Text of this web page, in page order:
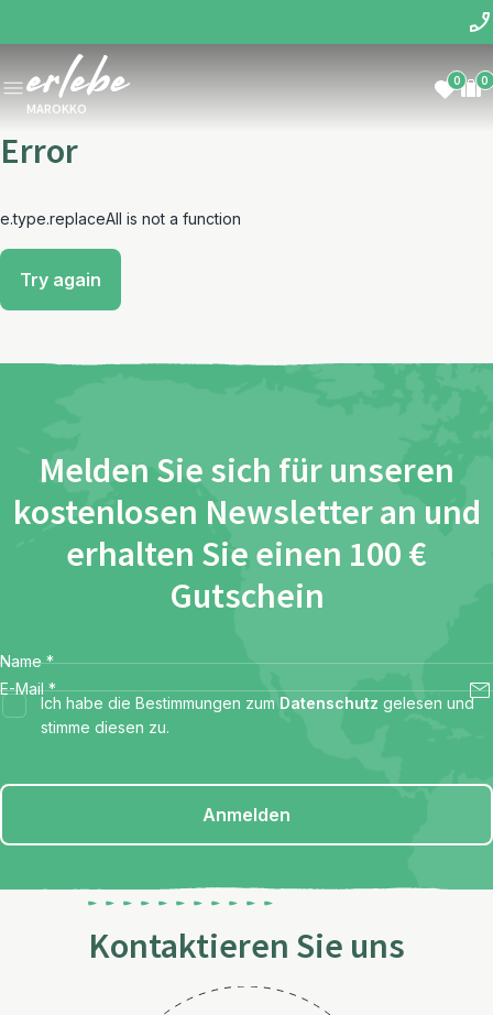
MAROKKO
0 0
Error
e.type.replaceAll is not a function
Try again
Melden Sie sich für unseren
kostenlosen Newsletter an und
erhalten Sie einen 100 €
Gutschein
Name *
E-Mail *
Ich habe die Bestimmungen zum Datenschutz gelesen und
stimme diesen zu.
Anmelden
Kontaktieren Sie uns